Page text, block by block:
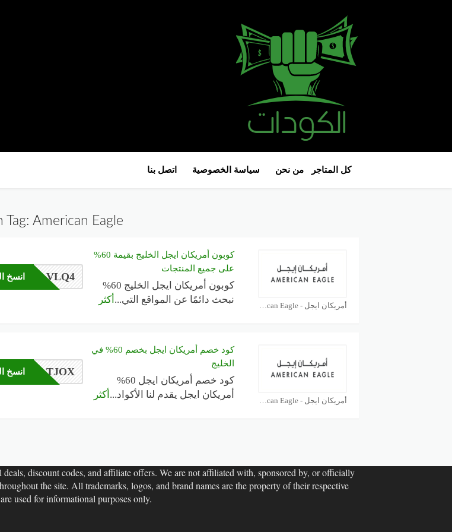
إلى
كل المتاجر من نحن سياسة الخصوصية اتصل بنا
Tag: American Eagle
أمريكان ايجل - American Eagle كوبون
كوبون أمريكان ايجل الخليج بقيمة 60%
على جميع المنتجات
كوبون أمريكان ايجل الخليج 60%
نبحث دائمًا عن المواقع التي... أكثر
VLQ4 انسخ
أمريكان ايجل - American Eagle كوبون
كود خصم أمريكان ايجل بخصم 60% في
الخليج
كود خصم أمريكان ايجل 60%
أمريكان ايجل يقدم لنا الأكواد... أكثر
TJOX انسخ
discount codes, and affiliate offers. We are not affiliated with, sponsored by, or officially
the site. All trademarks, logos, and brand names are the property of their respective
used for informational purposes only.